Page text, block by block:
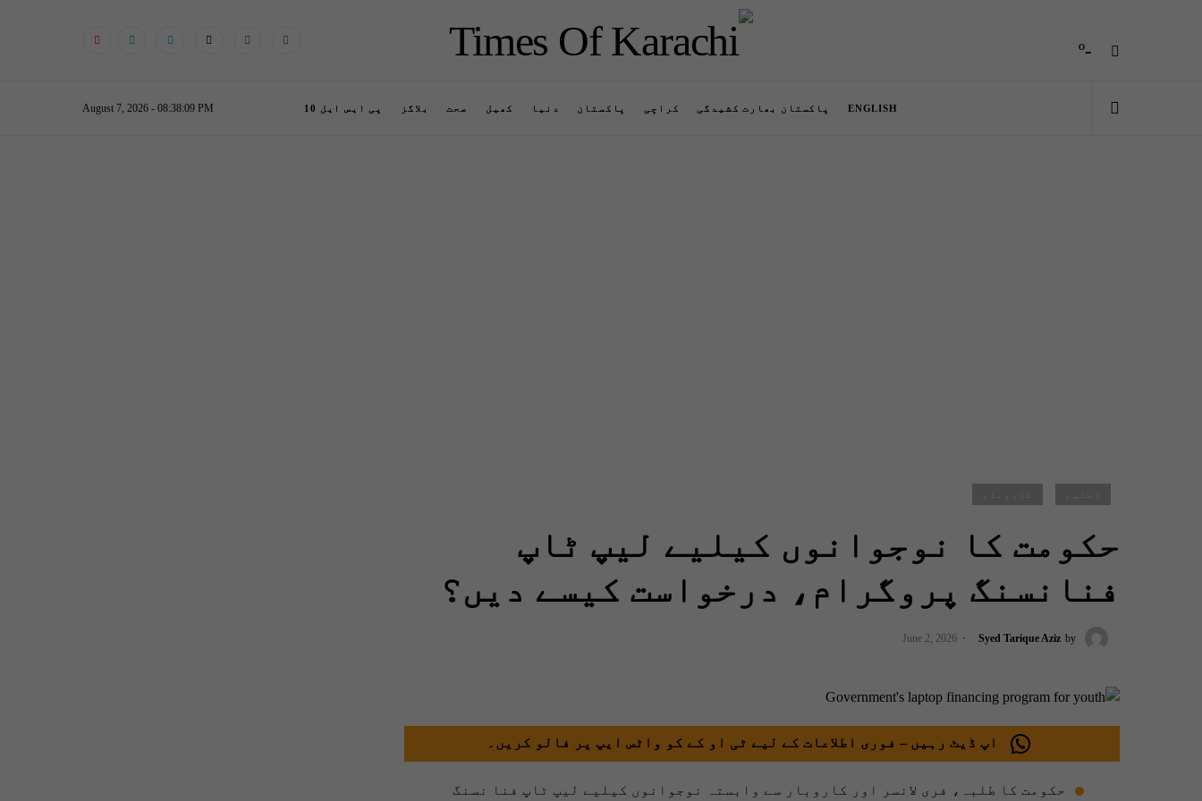
-º
ENGLISH پاکستان بھارت کشیدگی کراچی پاکستان دنیا کھیل صحت بلاگز پی ایس ایل 10 August 7, 2026 - 08:38:10 PM
تعلیم
حکومت کا نوجوانوں کیلیے لیپ ٹاپ
فنانسنگ پروگرام، درخواست کیسے دیں؟
by
Syed Tarique Aziz
June 2, 2026
اپ ڈیٹ رہیں – فوری اطلاعات کے لیے ٹی او کے کو واٹس ایپ پر فالو کریں۔
حکومت کا طلبہ، فری لانسر اور کاروبار سے وابستہ نوجوانوں کیلیے لیپ ٹاپ فنا نسنگ